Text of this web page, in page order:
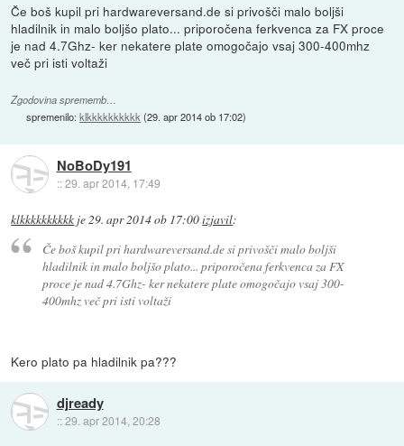
Če boš kupil pri hardwareversand.de si privošči malo boljši
hladilnik in malo boljšo plato... priporočena ferkvenca za FX proce
je nad 4.7Ghz- ker nekatere plate omogočajo vsaj 300-400mhz
več pri isti voltaži
Zgodovina sprememb…
spremenilo:klkkkkkkkkkk (29. apr 2014 ob 17:02)
NoBoDy191
::29. apr 2014, 17:49
klkkkkkkkkkk je29. apr 2014 ob 17:00izjavil:
Če boš kupil pri hardwareversand.de si privošči malo boljši
hladilnik in malo boljšo plato... priporočena ferkvenca za FX
proce je nad 4.7Ghz- ker nekatere plate omogočajo vsaj 300-
400mhz več pri isti voltaži
Kero plato pa hladilnik pa???
djready
::29. apr 2014, 20:28